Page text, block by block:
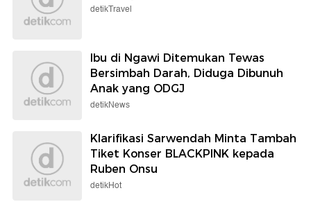
detikTravel
Ibu di Ngawi Ditemukan Tewas
Bersimbah Darah, Diduga Dibunuh
Anak yang ODGJ
detikNews
Klarifikasi Sarwendah Minta Tambah
Tiket Konser BLACKPINK kepada
Ruben Onsu
detikHot